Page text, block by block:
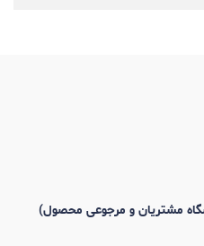
مشتریان و مرجوعی محصول)